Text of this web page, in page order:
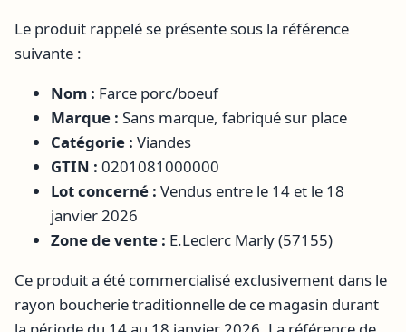
Le produit rappelé se présente sous la référence
suivante :
Nom : Farce porc/boeuf
Marque : Sans marque, fabriqué sur place
Catégorie : Viandes
GTIN : 0201081000000
Lot concerné : Vendus entre le 14 et le 18
janvier 2026
Zone de vente : E.Leclerc Marly (57155)
Ce produit a été commercialisé exclusivement dans le
rayon boucherie traditionnelle de ce magasin durant